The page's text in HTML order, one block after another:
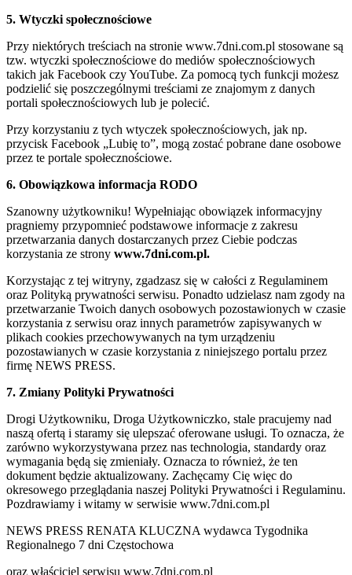
5. Wtyczki społecznościowe
Przy niektórych treściach na stronie www.7dni.com.pl stosowane są
tzw. wtyczki społecznościowe do mediów społecznościowych
takich jak Facebook czy YouTube. Za pomocą tych funkcji możesz
podzielić się poszczególnymi treściami ze znajomym z danych
portali społecznościowych lub je polecić.
Przy korzystaniu z tych wtyczek społecznościowych, jak np.
przycisk Facebook „Lubię to”, mogą zostać pobrane dane osobowe
przez te portale społecznościowe.
6. Obowiązkowa informacja RODO
Szanowny użytkowniku! Wypełniając obowiązek informacyjny
pragniemy przypomnieć podstawowe informacje z zakresu
przetwarzania danych dostarczanych przez Ciebie podczas
korzystania ze strony www.7dni.com.pl.
Korzystając z tej witryny, zgadzasz się w całości z Regulaminem
oraz Polityką prywatności serwisu. Ponadto udzielasz nam zgody na
przetwarzanie Twoich danych osobowych pozostawionych w czasie
korzystania z serwisu oraz innych parametrów zapisywanych w
plikach cookies przechowywanych na tym urządzeniu
pozostawianych w czasie korzystania z niniejszego portalu przez
firmę NEWS PRESS.
7. Zmiany Polityki Prywatności
Drogi Użytkowniku, Droga Użytkowniczko, stale pracujemy nad
naszą ofertą i staramy się ulepszać oferowane usługi. To oznacza, że
zarówno wykorzystywana przez nas technologia, standardy oraz
wymagania będą się zmieniały. Oznacza to również, że ten
dokument będzie aktualizowany. Zachęcamy Cię więc do
okresowego przeglądania naszej Polityki Prywatności i Regulaminu.
Pozdrawiamy i witamy w serwisie www.7dni.com.pl
NEWS PRESS RENATA KLUCZNA wydawca Tygodnika
Regionalnego 7 dni Częstochowa
oraz właściciel serwisu www.7dni.com.pl